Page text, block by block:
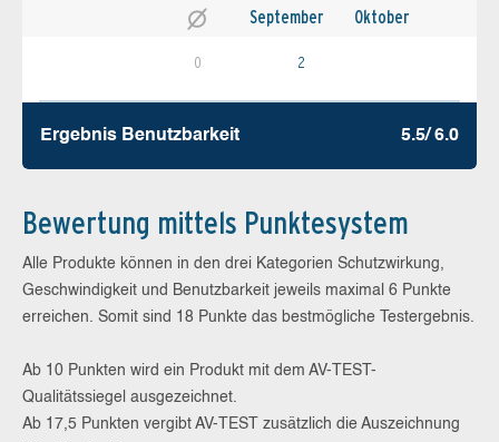
September Oktober
0 2
Ergebnis Benutz­barkeit 5.5/ 6.0
Bewertung mittels Punktesystem
Alle Produkte können in den drei Kategorien Schutzwirkung,
Geschwindigkeit und Benutzbarkeit jeweils maximal 6 Punkte
erreichen. Somit sind 18 Punkte das bestmögliche Testergebnis.
Ab 10 Punkten wird ein Produkt mit dem AV-TEST-
Qualitätssiegel ausgezeichnet.
Ab 17,5 Punkten vergibt AV-TEST zusätzlich die Auszeichnung